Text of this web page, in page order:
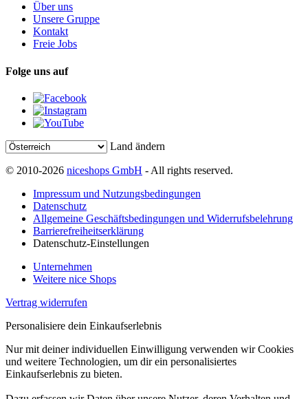
Über uns
Unsere Gruppe
Kontakt
Freie Jobs
Folge uns auf
Land ändern
© 2010-2026 niceshops GmbH - All rights reserved.
Impressum und Nutzungsbedingungen
Datenschutz
Allgemeine Geschäftsbedingungen und Widerrufsbelehrung
Barrierefreiheitserklärung
Datenschutz-Einstellungen
Unternehmen
Weitere nice Shops
Vertrag widerrufen
Personalisiere dein Einkaufserlebnis
Nur mit deiner individuellen Einwilligung verwenden wir Cookies
und weitere Technologien, um dir ein personalisiertes
Einkaufserlebnis zu bieten.